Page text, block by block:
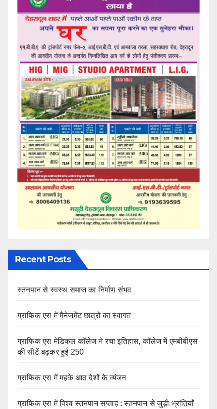
Recent Posts
स्तनपान से स्वस्थ समाज का निर्माण संभव
ग्राफिक एरा में मैनेजमेंट छात्रों का स्वागत
ग्राफिक एरा मेडिकल कॉलेज ने रचा इतिहास, कॉलेज में एमबीबीएस
की सीटें बढ़कर हुईं 250
ग्राफिक एरा में महके आठ देशों के व्यंजन
ग्राफिक एरा में विश्व स्तनपान सप्ताह : स्तनपान से जुड़ी भ्रांतियाँ